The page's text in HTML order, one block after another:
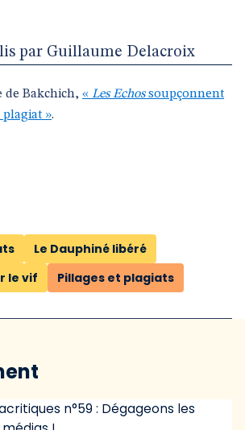
par Guillaume Delacroix
de Bakchich, « Les Echossoupçonnent
plagiat ».
Le Dauphiné libéré
le vif Pillages et plagiats